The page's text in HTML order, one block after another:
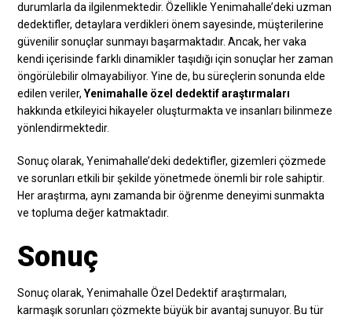
durumlarla da ilgilenmektedir. Özellikle Yenimahalle’deki uzman
dedektifler, detaylara verdikleri önem sayesinde, müşterilerine
güvenilir sonuçlar sunmayı başarmaktadır. Ancak, her vaka
kendi içerisinde farklı dinamikler taşıdığı için sonuçlar her zaman
öngörülebilir olmayabiliyor. Yine de, bu süreçlerin sonunda elde
edilen veriler,Yenimahalle özel dedektif araştırmaları
hakkında etkileyici hikayeler oluşturmakta ve insanları bilinmeze
yönlendirmektedir.
Sonuç olarak, Yenimahalle’deki dedektifler, gizemleri çözmede
ve sorunları etkili bir şekilde yönetmede önemli bir role sahiptir.
Her araştırma, aynı zamanda bir öğrenme deneyimi sunmakta
ve topluma değer katmaktadır.
Sonuç
Sonuç olarak, Yenimahalle Özel Dedektif araştırmaları,
karmaşık sorunları çözmekte büyük bir avantaj sunuyor. Bu tür